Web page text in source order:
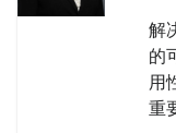
解
的
用
重